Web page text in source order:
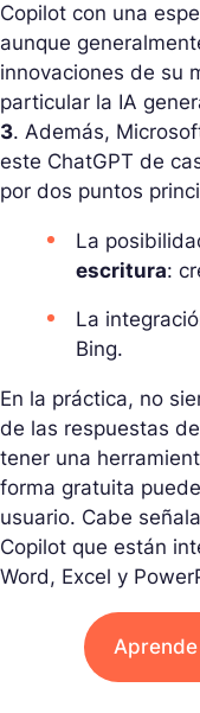
Copilot con una
aunque
innovaciones de su
particular la IA
3. Además,
este ChatGPT de
por dos puntos
La
escritura:
La
Bing.
En la práctica, no
de las respuestas
tener una
forma gratuita
usuario. Cabe
Copilot que están
Word, Excel y